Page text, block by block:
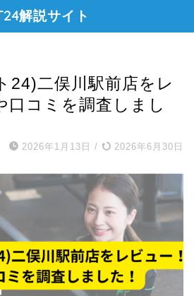
解説サイト
24)二俣川駅前店をレ
口コミを調査しまし
2026年1月13日 / 2026年6月30日